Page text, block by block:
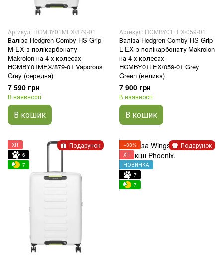
Артикул: HCMBY01MEX/879-01
Валіза Hedgren Comby HS Grip
M EX з полікарбонату
Makrolon на 4-х колесах
HCMBY01MEX/879-01 Vaporous
Grey (середня)
7 590 грн
В наявності
В кошик
Артикул: HCMBY01LEX/059-01
Валіза Hedgren Comby HS Grip
L EX з полікарбонату Makrolon
на 4-х колесах
HCMBY01LEX/059-01 Grey
Green (велика)
7 900 грн
В наявності
В кошик
Подарунок
ХІТ
6
7
Подарунок
−33%
ХІТ
НОВИНКА
7
7